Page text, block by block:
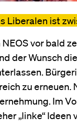
Liberalen ist
vor bald
der Wunsch
zu erneuen.
Im
„linke“